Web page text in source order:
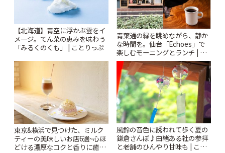
【北海道】青空に浮かぶ雲をイ
メージ。てん菜の恵みを味わう
「みるくのくも」 | ことりっぷ
青葉通の緑を眺めながら、静か
な時間を。仙台「Echoes」で
楽しむモーニングとランチ | こ
とりっぷ
東京&横浜で見つけた、ミルク
ティーの美味しいお店6選~心ほ
どける濃厚なコクと香りに癒や
風鈴の音色に誘われて歩く夏の
鎌倉さんぽ♪由緒ある社の参拝
と老舗のひんやり甘味も | こと